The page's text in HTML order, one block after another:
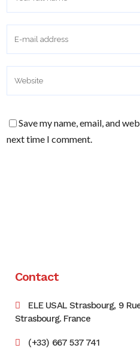
Save my name, email, and
next time I comment.
Contact
ELE USAL Strasbourg, 9
Strasbourg. France
(+33) 667 537 741